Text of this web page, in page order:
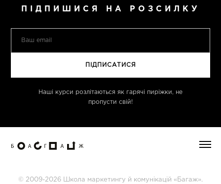
ПІДПИШИСЯ НА РОЗСИЛКУ
Наші курси розлітаються як гарячі пиріжки, не
пропусти свій!
© 2009-2026 Школа маркетингу й комунікацій «Багаж».